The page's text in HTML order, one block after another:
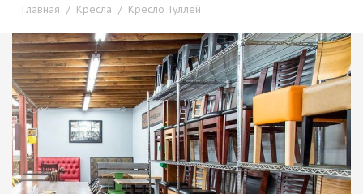
Главная / Кресла / Кресло Туллей